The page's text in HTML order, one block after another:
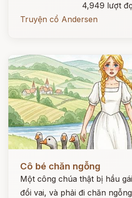
4,949 lượt
Truyện cổ Andersen
Cô bé chăn ngỗng
Một công chúa thật bị hầu
đổi vai, và phải đi chăn